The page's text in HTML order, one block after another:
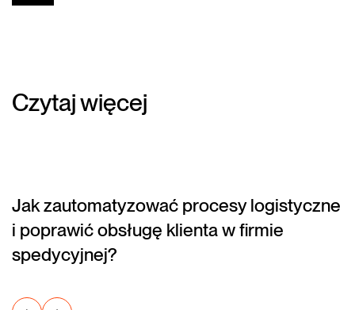
Czytaj więcej
(blog)
Jak zautomatyzować procesy logistyczne
i poprawić obsługę klienta w firmie
spedycyjnej?